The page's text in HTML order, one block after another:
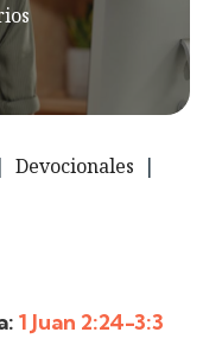
| Devocionales |
1 Juan 2:24-3:3